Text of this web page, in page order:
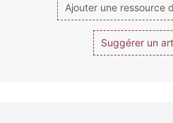
Ajouter une ressource
Suggérer un